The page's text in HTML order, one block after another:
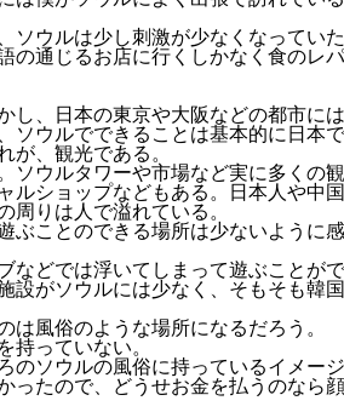
ウルは少し刺激が少なくなっていた
の通じるお店に行くしかなく食のレ
し、日本の東京や大阪などの都市に
ソウルでできることは基本的に日本
が、観光である。
ウルタワーや市場など実に多くの観
ルショップなどもある。日本人や中
周りは人で溢れている。
ことのできる場所は少ないように感
どでは浮いてしまって遊ぶことがで
設がソウルには少なく、そもそも韓
風俗のような場所になるだろう。
持っていない。
ソウルの風俗に持っているイメージ
ったので、どうせお金を払うのなら